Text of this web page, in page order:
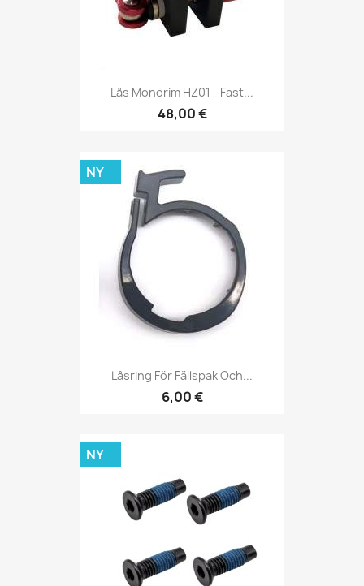
Lås Monorim HZ01 - Fast...
48,00 €
Låsring För Fällspak Och...
6,00 €
NY
NY